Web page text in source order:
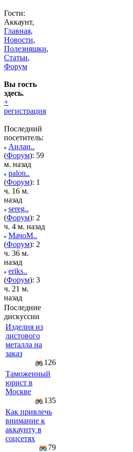
Гости:
Аккаунт,
Главная,
Новости,
Полезняшки,
Статьи,
Форум
Вы гость
здесь.
+
регистрация
Последний
посетитель:
Аилан..
(Форум): 59
м. назад
palon..
(Форум): 1
ч. 16 м.
назад
sereg..
(Форум): 2
ч. 4 м. назад
МачоМ..
(Форум): 2
ч. 36 м.
назад
eriks..
(Форум): 3
ч. 21 м.
назад
Последние
дискуссии
Изделия из
листового
металла на
заказ
126
Таможенный
юрист в
Москве
135
Как привлечь
внимание к
аккаунту в
соцсетях
79